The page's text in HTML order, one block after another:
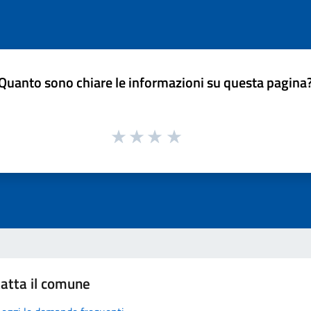
sono chiare le informazioni su questa
il comune